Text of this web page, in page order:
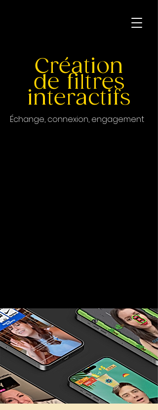
Création
de filtres
interactifs
Échange, connexion, engagement